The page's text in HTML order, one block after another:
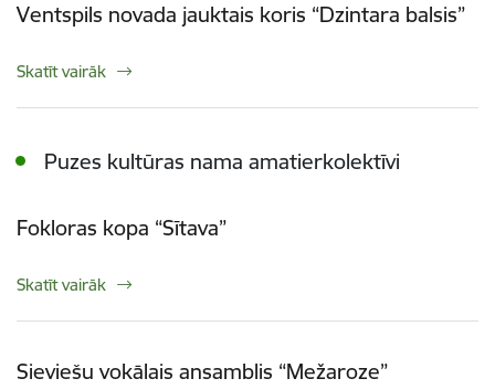
Ventspils novada jauktais koris “Dzintara balsis”
Skatīt vairāk
Puzes kultūras nama amatierkolektīvi
Fokloras kopa “Sītava”
Skatīt vairāk
Sieviešu vokālais ansamblis “Mežaroze”